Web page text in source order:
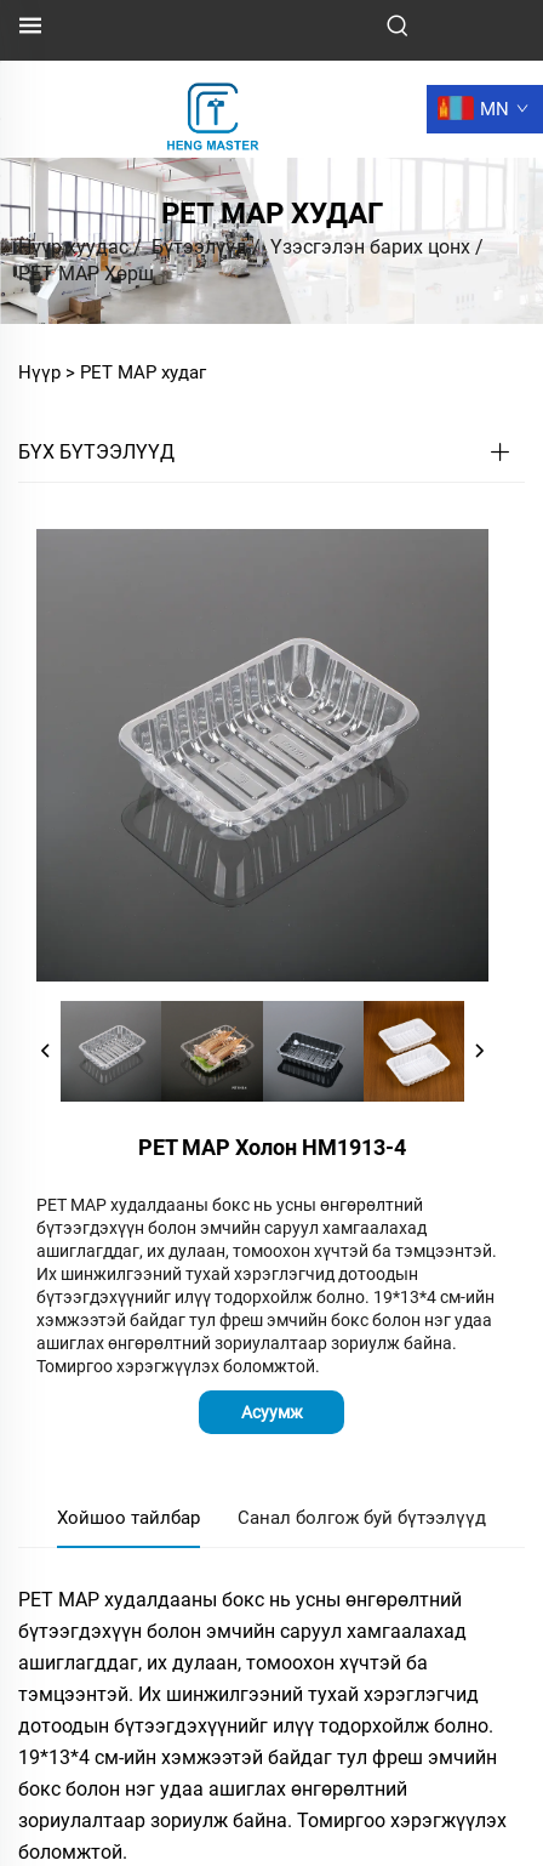
MN
PET MAP ХУДАГ
Нүүр хуудас/Бүтээлүүд/Үзэсгэлэн барих цонх /
PET MAP Хөрш
Нүүр > PET MAP худаг
БҮХ БҮТЭЭЛҮҮД
PET MAP Холон HM1913-4
PET MAP худалдааны бокс нь усны өнгөрөлтний
бүтээгдэхүүн болон эмчийн саруул хамгаалахад
ашиглагддаг, их дулаан, томоохон хүчтэй ба тэмцээнтэй.
Их шинжилгээний тухай хэрэглэгчид дотоодын
бүтээгдэхүүнийг илүү тодорхойлж болно. 19*13*4 см-ийн
хэмжээтэй байдаг тул фреш эмчийн бокс болон нэг удаа
ашиглах өнгөрөлтний зориулалтаар зориулж байна.
Томиргоо хэрэгжүүлэх боломжтой.
Асуумж
Хойшоо тайлбар Санал болгож буй бүтээлүүд
PET MAP худалдааны бокс нь усны өнгөрөлтний
бүтээгдэхүүн болон эмчийн саруул хамгаалахад
ашиглагддаг, их дулаан, томоохон хүчтэй ба
тэмцээнтэй. Их шинжилгээний тухай хэрэглэгчид
дотоодын бүтээгдэхүүнийг илүү тодорхойлж болно.
19*13*4 см-ийн хэмжээтэй байдаг тул фреш эмчийн
бокс болон нэг удаа ашиглах өнгөрөлтний
зориулалтаар зориулж байна. Томиргоо хэрэгжүүлэх
боломжтой.